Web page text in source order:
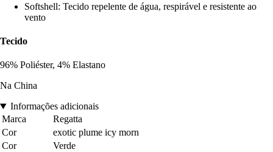
Softshell: Tecido repelente de água, respirável e resistente ao
vento
Tecido
96% Poliéster, 4% Elastano
Na China
Informações adicionais
Marca
Regatta
Cor
exotic plume icy morn
Cor
Verde